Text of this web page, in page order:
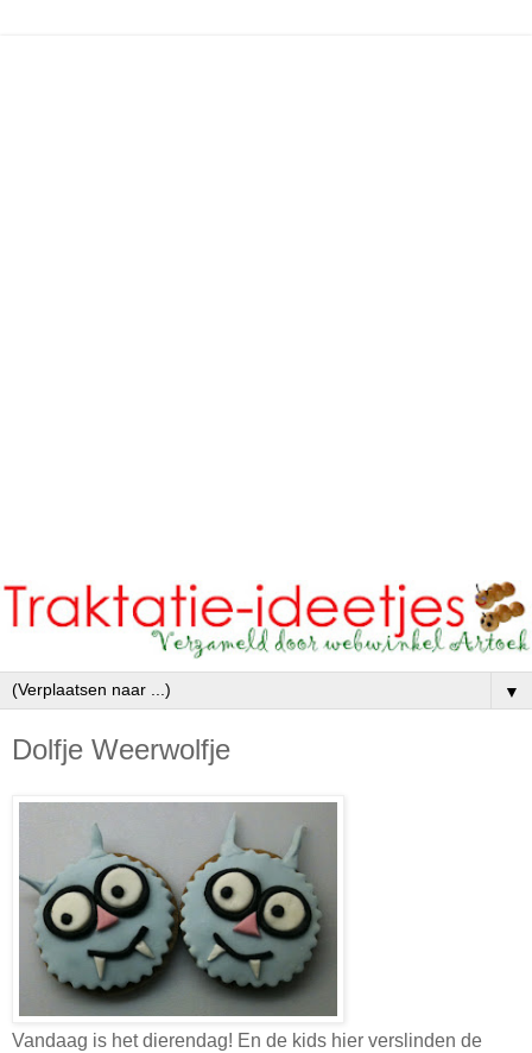
▼
Dolfje Weerwolfje
Vandaag is het dierendag! En de kids hier verslinden de